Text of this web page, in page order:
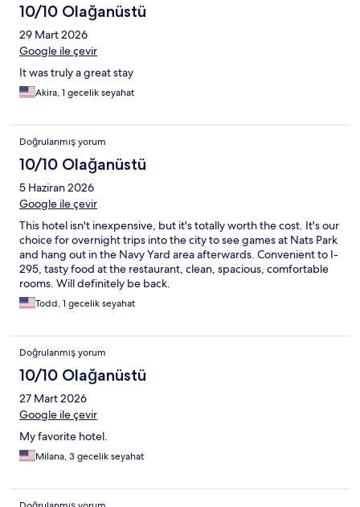
10/10 Olağanüstü
29 Mart 2026
Google ile çevir
It was truly a great stay
Akira, 1 gecelik seyahat
Doğrulanmış yorum
10/10 Olağanüstü
5 Haziran 2026
Google ile çevir
This hotel isn't inexpensive, but it's totally worth the cost. It's our
choice for overnight trips into the city to see games at Nats Park
and hang out in the Navy Yard area afterwards. Convenient to I-
295, tasty food at the restaurant, clean, spacious, comfortable
rooms. Will definitely be back.
Todd, 1 gecelik seyahat
Doğrulanmış yorum
10/10 Olağanüstü
27 Mart 2026
Google ile çevir
My favorite hotel.
Milana, 3 gecelik seyahat